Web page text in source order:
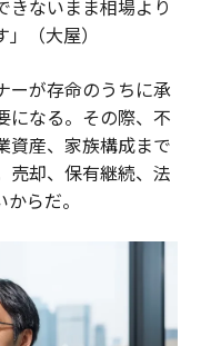
きないまま相場より
（大屋）
ーが存命のうちに承
になる。その際、不
資産、家族構成まで
売却、保有継続、法
らだ。